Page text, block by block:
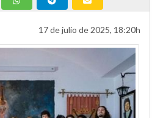
17 de julio de 2025, 18:20h